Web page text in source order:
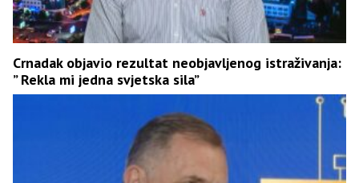
Crnadak objavio rezultat neobjavljenog istraživanja:
” Rekla mi jedna svjetska sila”